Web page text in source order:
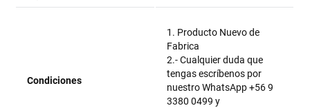
Condiciones
1. Producto Nuevo de
Fabrica
2.- Cualquier duda que
tengas escríbenos por
nuestro WhatsApp +56 9
3380 0499 y